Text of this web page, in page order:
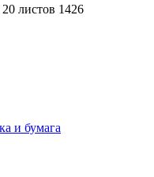
листов 1426
и бумага